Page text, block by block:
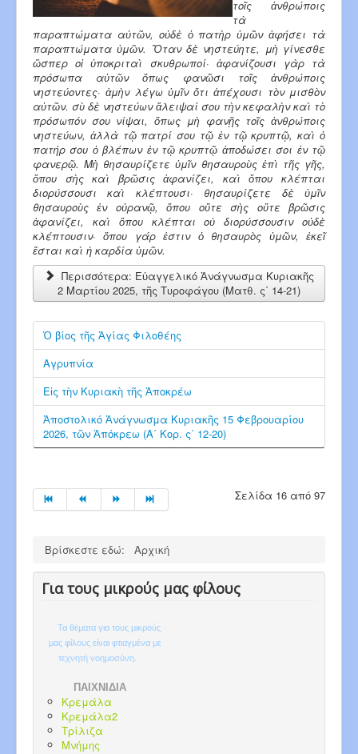
τοῖς ἀνθρώποις
τὰ
παραπτώματα αὐτῶν, οὐ­δὲ ὁ πατὴρ ὑμῶν ἀφήσει τὰ
παρα­πτώματα ὑμῶν. Ὅταν δὲ νηστεύη­τε, μὴ γίνεσθε
ὥσπερ οἱ ὑποκρι­ταὶ σκυ­θρωποί· ἀφανίζουσι γὰρ τὰ
πρόσωπα αὐτῶν ὅπως φανῶσι τοῖς ἀνθρώποις
νηστεύοντες· ἀμὴν λέγω ὑμῖν ὅτι ἀπέχουσι τὸν μισθὸν
αὐτῶν. σὺ δὲ νηστεύων ἄλειψαί σου τὴν κε­φαλὴν καὶ τὸ
πρόσωπόν σου νίψαι, ὅπως μὴ φανῇς τοῖς ἀνθρώποις
νηστεύων, ἀλλὰ τῷ πατρί σου τῷ ἐν τῷ κρυπτῷ, καὶ ὁ
πατήρ σου ὁ βλέπων ἐν τῷ κρυπτῷ ἀποδώσει σοι ἐν τῷ
φανερῷ. Μὴ θησαυρίζετε ὑμῖν θησαυροὺς ἐπὶ τῆς γῆς,
ὅπου σὴς καὶ βρῶσις ἀφανίζει, καὶ ὅπου κλέπται
διορύσσουσι καὶ κλέπτουσι· θησαυρίζετε δὲ ὑμῖν
θησαυροὺς ἐν οὐρανῷ, ὅπου οὔτε σὴς οὔτε βρῶ­σις
ἀφανίζει, καὶ ὅπου κλέπται οὐ διορύσσουσιν οὐδὲ
κλέπτουσιν· ὅπου γάρ ἐστιν ὁ θησαυρὸς ὑμῶν, ἐκεῖ
ἔσται καὶ ἡ καρδία ὑμῶν.
Περισσότερα: Εὐαγγελικό Ἀνάγνωσμα Κυριακῆς
2 Μαρτίου 2025, τῆς Τυροφάγου (Ματθ. ς΄ 14-21)
Ὁ βίος τῆς Ἁγίας Φιλοθέης
Αγρυπνία
Εἰς τὴν Κυριακὴ τῆς Ἀποκρέω
Ἀποστολικό Ἀνάγνωσμα Κυριακῆς 15 Φεβρουαρίου
2026, τῶν Ἀπόκρεω (Α΄ Κορ. ς΄ 12-20)
Σελίδα 16 από 97
Βρίσκεστε εδώ: Αρχική
Για τους μικρούς μας φίλους
Τα θέματα για τους μικρούς
μας φίλους είναι φτιαγμένα με
τεχνητή νοημοσύνη.
ΠΑΙΧΝΙΔΙΑ
Κρεμάλα
Κρεμάλα2
Τρίλιζα
Μνήμης